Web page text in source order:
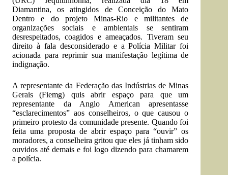
Diamantina, os atingidos de Conceição do Mato
Dentro e do projeto Minas-Rio e militantes de
organizações sociais e ambientais se sentiram
desrespeitados, coagidos e ameaçados. Tiveram seu
direito à fala desconsiderado e a Polícia Militar foi
acionada para reprimir sua manifestação legítima de
indignação.
A representante da Federação das Indústrias de Minas
Gerais (Fiemg) quis abrir espaço para que um
representante da Anglo American apresentasse
“esclarecimentos” aos conselheiros, o que causou o
primeiro protesto da comunidade presente. Quando foi
feita uma proposta de abrir espaço para “ouvir” os
moradores, a conselheira gritou que eles já tinham sido
ouvidos até demais e foi logo dizendo para chamarem
a polícia.